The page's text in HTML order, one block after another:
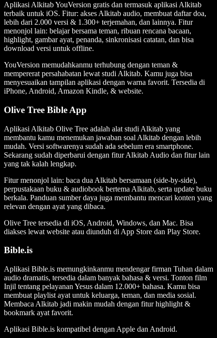
Aplikasi Alkitab YouVersion gratis dan termasuk aplikasi Alkitab
terbaik untuk iOS. Fitur: akses Alkitab audio, membuat daftar doa,
lebih dari 2.000 versi & 1.300+ terjemahan, dan lainnya. Fitur
menonjol lain: belajar bersama teman, ribuan rencana bacaan,
highlight, gambar ayat, penanda, sinkronisasi catatan, dan bisa
download versi untuk offline.
YouVersion memudahkanmu terhubung dengan teman &
mempererat persahabatan lewat studi Alkitab. Kamu juga bisa
menyesuaikan tampilan aplikasi dengan warna favorit. Tersedia di
iPhone, Android, Amazon Kindle, & website.
Olive Tree Bible App
Aplikasi Alkitab Olive Tree adalah alat studi Alkitab yang
membantu kamu menemukan jawaban soal Alkitab dengan lebih
mudah. Versi softwarenya sudah ada sebelum era smartphone.
Sekarang sudah diperbarui dengan fitur Alkitab Audio dan fitur lain
yang tak kalah lengkap.
Fitur menonjol lain: baca dua Alkitab bersamaan (side-by-side),
perpustakaan buku & audiobook bertema Alkitab, serta update buku
berkala. Panduan sumber daya juga membantu mencari konten yang
relevan dengan ayat yang dibaca.
Olive Tree tersedia di iOS, Android, Windows, dan Mac. Bisa
diakses lewat website atau diunduh di App Store dan Play Store.
Bible.is
Aplikasi Bible.is memungkinkanmu mendengar firman Tuhan dalam
audio dramatis, tersedia dalam banyak bahasa & versi. Tonton film
Injil tentang pelayanan Yesus dalam 12.000+ bahasa. Kamu bisa
membuat playlist ayat untuk keluarga, teman, dan media sosial.
Membaca Alkitab jadi makin mudah dengan fitur highlight &
bookmark ayat favorit.
Aplikasi Bible.is kompatibel dengan Apple dan Android.